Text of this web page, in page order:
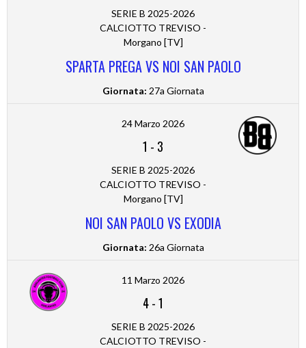
SERIE B 2025-2026
CALCIOTTO TREVISO -
Morgano [TV]
SPARTA PREGA VS NOI SAN PAOLO
Giornata: 27a Giornata
24 Marzo 2026
1 - 3
SERIE B 2025-2026
CALCIOTTO TREVISO -
Morgano [TV]
NOI SAN PAOLO VS EXODIA
Giornata: 26a Giornata
11 Marzo 2026
4-1
SERIE B 2025-2026
CALCIOTTO TREVISO -